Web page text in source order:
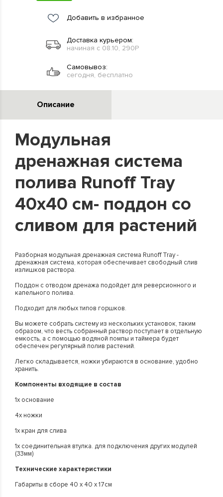
Добавить в избранное
Доставка курьером:
начиная с 08.10, 290Р
Самовывоз:
сегодня, бесплатно
Описание
Модульная
дренажная система
полива Runoff Tray
40x40 см- поддон со
сливом для растений
Разборная модульная дренажная система Runoff Tray -
дренажная система, которая обеспечивает свободный слив
излишков раствора.
Поддон с отводом дренажа подойдет для реверсионного и
капельного полива.
Подходит для любых типов горшков.
Вы можете собрать систему из нескольких установок, таким
образом, что весть собранный раствор поступает в отдельную
емкость, а с помощью водяной помпы и таймера будет
обеспечен регулярный полив растений.
Легко складывается, ножки убираются в основание, удобно
хранить.
Компоненты входящие в состав
1х основание
4х ножки
1х кран для слива
1х соединительная втулка. для подключения других модулей
(33мм)
Технические характеристики
Габариты в сборе 40 х 40 х 17см